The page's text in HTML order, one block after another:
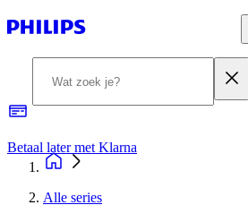
Betaal later met Klarna
Alle series